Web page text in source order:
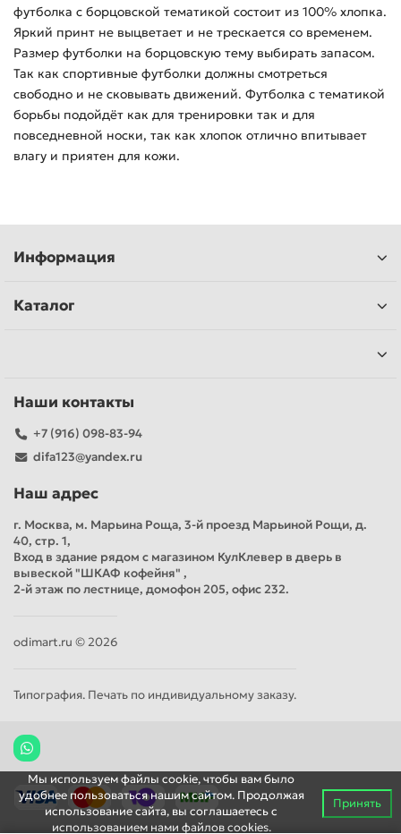
футболка с борцовской тематикой состоит из 100% хлопка.
Яркий принт не выцветает и не трескается со временем.
Размер футболки на борцовскую тему выбирать запасом.
Так как спортивные футболки должны смотреться
свободно и не сковывать движений. Футболка с тематикой
борьбы подойдёт как для тренировки так и для
повседневной носки, так как хлопок отлично впитывает
влагу и приятен для кожи.
Информация
Каталог
Наши контакты
+7 (916) 098-83-94
difa123@yandex.ru
Наш адрес
г. Москва, м. Марьина Роща, 3-й проезд Марьиной Рощи, д.
40, стр. 1,
Вход в здание рядом с магазином КулКлевер в дверь в
вывеской "ШКАФ кофейня" ,
2-й этаж по лестнице, домофон 205, офис 232.
odimart.ru © 2026
Типография. Печать по индивидуальному заказу.
Мы используем файлы cookie, чтобы вам было
удобнее пользоваться нашим сайтом. Продолжая
использование сайта, вы соглашаетесь c
использованием нами файлов cookies.
Принять